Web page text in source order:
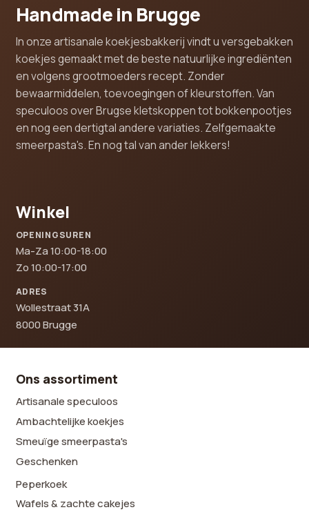
Handmade in Brugge
In onze artisanale koekjesbakkerij vindt u versgebakken
koekjes gemaakt met de beste natuurlijke ingrediënten
en volgens grootmoeders recept. Zonder
bewaarmiddelen, toevoegingen of kleurstoffen. Van
speculoos over Brugse kletskoppen tot bokkenpootjes
en nog een dertigtal andere variaties. Zelfgemaakte
smeerpasta's. En nog tal van ander lekkers!
Winkel
OPENINGSUREN
Ma-Za 10:00-18:00
Zo 10:00-17:00
ADRES
Wollestraat 31A
8000 Brugge
Ons assortiment
Artisanale speculoos
Ambachtelijke koekjes
Smeuïge smeerpasta's
Geschenken
Peperkoek
Wafels & zachte cakejes